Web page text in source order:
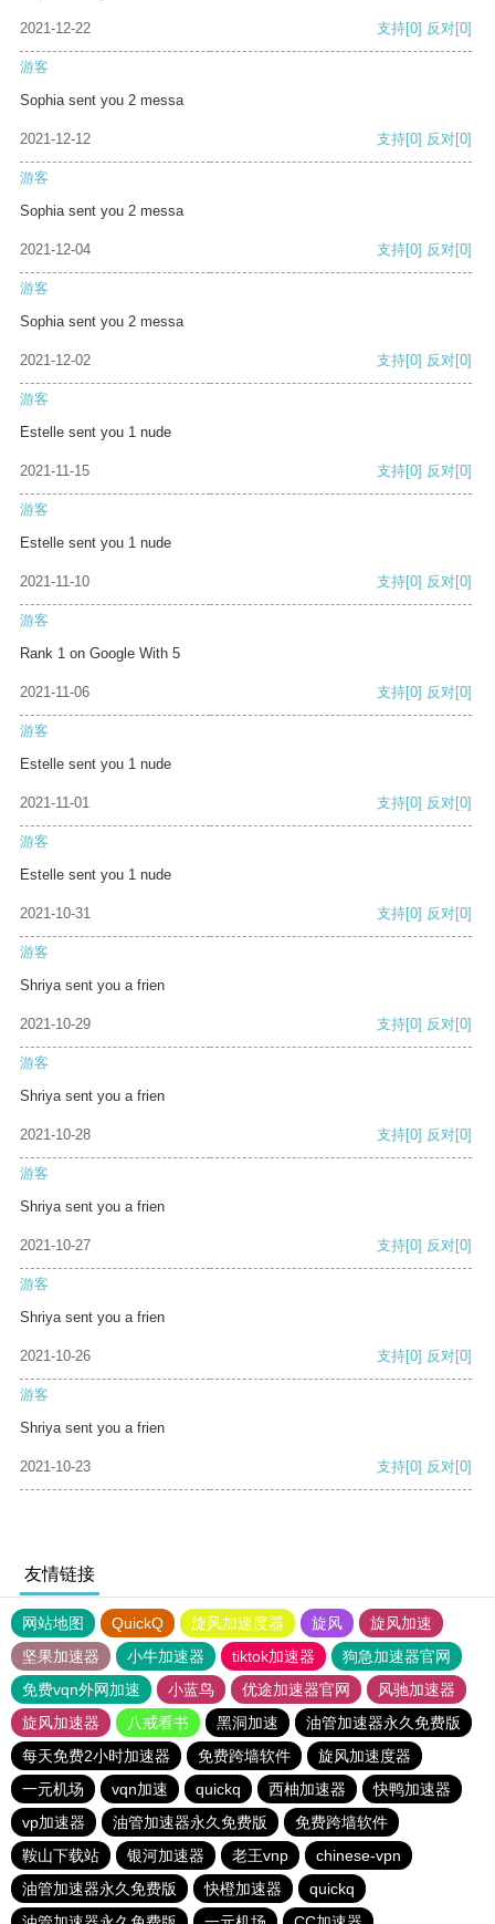
2021-12-22 支持[0] 反对[0]
游客
Sophia sent you 2 messa
2021-12-12 支持[0] 反对[0]
游客
Sophia sent you 2 messa
2021-12-04 支持[0] 反对[0]
游客
Sophia sent you 2 messa
2021-12-02 支持[0] 反对[0]
游客
Estelle sent you 1 nude
2021-11-15 支持[0] 反对[0]
游客
Estelle sent you 1 nude
2021-11-10 支持[0] 反对[0]
游客
Rank 1 on Google With 5
2021-11-06 支持[0] 反对[0]
游客
Estelle sent you 1 nude
2021-11-01 支持[0] 反对[0]
游客
Estelle sent you 1 nude
2021-10-31 支持[0] 反对[0]
游客
Shriya sent you a frien
2021-10-29 支持[0] 反对[0]
游客
Shriya sent you a frien
2021-10-28 支持[0] 反对[0]
游客
Shriya sent you a frien
2021-10-27 支持[0] 反对[0]
游客
Shriya sent you a frien
2021-10-26 支持[0] 反对[0]
游客
Shriya sent you a frien
2021-10-23 支持[0] 反对[0]
友情链接
网站地图 QuickQ 旋风加速度器 旋风
旋风加速
坚果加速器
小牛加速器 tiktok加速器
狗急加速器官网
免费vqn外网加速
小蓝鸟 优途加速器官网
风驰加速器
旋风加速器
八戒看书 黑洞加速
油管加速器永久免费版
每天免费2小时加速器
免费跨墙软件
旋风加速度器
一元机场
vqn加速 quickq 西柚加速器
快鸭加速器
vp加速器
油管加速器永久免费版
免费跨墙软件
鞍山下载站
银河加速器 老王vnp
chinese-vpn
油管加速器永久免费版
快橙加速器
quickq